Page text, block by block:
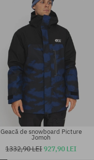
Geacă de snowboard Picture
Jomoh
1332,90 LEI927,90 LEI